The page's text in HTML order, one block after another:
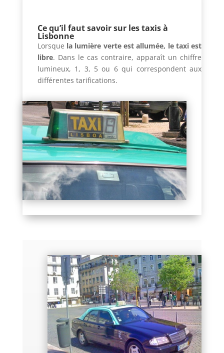
Ce qu’il faut savoir sur les taxis à
Lisbonne
Lorsque la lumière verte est allumée, le taxi est
libre. Dans le cas contraire, apparaît un chiffre
lumineux, 1, 3, 5 ou 6 qui correspondent aux
différentes tarifications.